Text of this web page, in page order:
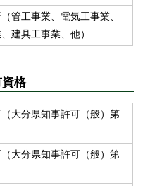
管工事業、電気工事業、
建具工事業、他）
格
大分県知事許可（般）第
大分県知事許可（般）第